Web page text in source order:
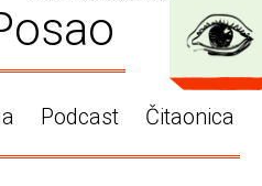
Podcast Čitaonica